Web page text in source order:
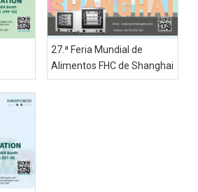
27.ª Feria Mundial de
Alimentos FHC de Shanghai